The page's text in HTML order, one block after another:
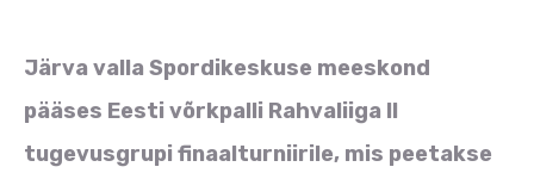
Järva valla Spordikeskuse meeskond
pääses Eesti võrkpalli Rahvaliiga II
tugevusgrupi finaalturniirile, mis peetakse